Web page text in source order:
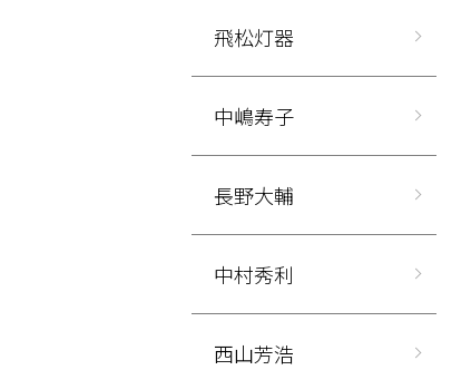
飛松灯器
中嶋寿子
長野大輔
中村秀利
西山芳浩